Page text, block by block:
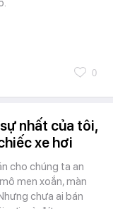
0
nhất của tôi,
xe hơi
cho chúng ta an
men xoắn, màn
chưa ai bán